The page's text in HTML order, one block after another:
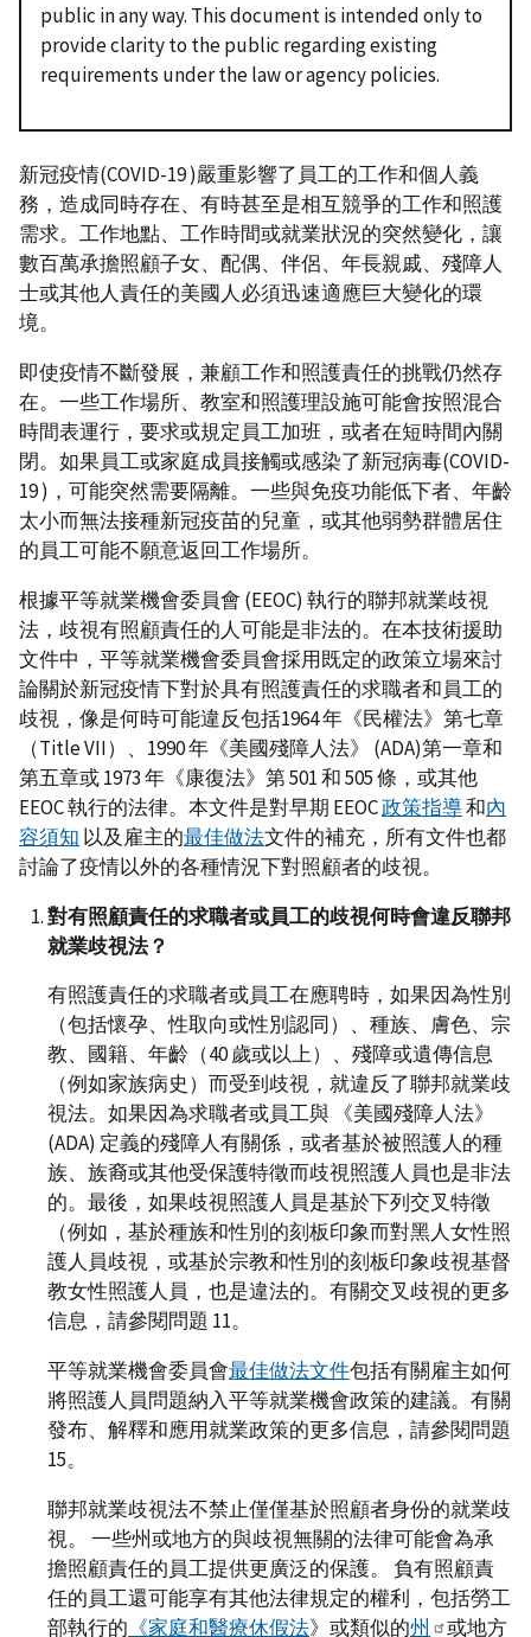
public in any way. This document is intended only to
provide clarity to the public regarding existing
requirements under the law or agency policies.
新冠疫情(COVID-19 )嚴重影響了員工的工作和個人義
務，造成同時存在、有時甚至是相互競爭的工作和照護
需求。工作地點、工作時間或就業狀況的突然變化，讓
數百萬承擔照顧子女、配偶、伴侶、年長親戚、殘障人
士或其他人責任的美國人必須迅速適應巨大變化的環
境。
即使疫情不斷發展，兼顧工作和照護責任的挑戰仍然存
在。一些工作場所、教室和照護理設施可能會按照混合
時間表運行，要求或規定員工加班，或者在短時間內關
閉。如果員工或家庭成員接觸或感染了新冠病毒(COVID-
19 )，可能突然需要隔離。一些與免疫功能低下者、年齡
太小而無法接種新冠疫苗的兒童，或其他弱勢群體居住
的員工可能不願意返回工作場所。
根據平等就業機會委員會 (EEOC) 執行的聯邦就業歧視
法，歧視有照顧責任的人可能是非法的。在本技術援助
文件中，平等就業機會委員會採用既定的政策立場來討
論關於新冠疫情下對於具有照護責任的求職者和員工的
歧視，像是何時可能違反包括1964 年《民權法》第七章
（Title VII）、1990 年《美國殘障人法》 (ADA)第一章和
第五章或 1973 年《康復法》第 501 和 505 條，或其他
EEOC 執行的法律。本文件是對早期 EEOC政策指導和內
容須知 以及雇主的最佳做法文件的補充，所有文件也都
討論了疫情以外的各種情況下對照顧者的歧視。
對有照顧責任的求職者或員工的歧視何時會違反聯邦
就業歧視法？
有照護責任的求職者或員工在應聘時，如果因為性別
（包括懷孕、性取向或性別認同）、種族、膚色、宗
教、國籍、年齡（40 歲或以上）、殘障或遺傳信息
（例如家族病史）而受到歧視，就違反了聯邦就業歧
視法。如果因為求職者或員工與 《美國殘障人法》
(ADA) 定義的殘障人有關係，或者基於被照護人的種
族、族裔或其他受保護特徵而歧視照護人員也是非法
的。最後，如果歧視照護人員是基於下列交叉特徵
（例如，基於種族和性別的刻板印象而對黑人女性照
護人員歧視，或基於宗教和性別的刻板印象歧視基督
教女性照護人員，也是違法的。有關交叉歧視的更多
信息，請參閱問題 11。
平等就業機會委員會最佳做法文件包括有關雇主如何
將照護人員問題納入平等就業機會政策的建議。有關
發布、解釋和應用就業政策的更多信息，請參閱問題
15。
聯邦就業歧視法不禁止僅僅基於照顧者身份的就業歧
視。 一些州或地方的與歧視無關的法律可能會為承
擔照顧責任的員工提供更廣泛的保護。 負有照顧責
任的員工還可能享有其他法律規定的權利，包括勞工
部執行的 《家庭和醫療休假法》或類似的州 或地方